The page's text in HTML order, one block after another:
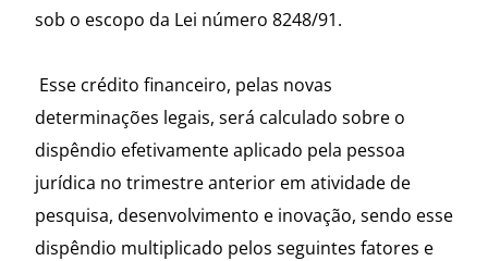
sob o escopo da Lei número 8248/91.
Esse crédito financeiro, pelas novas
determinações legais, será calculado sobre o
dispêndio efetivamente aplicado pela pessoa
jurídica no trimestre anterior em atividade de
pesquisa, desenvolvimento e inovação, sendo esse
dispêndio multiplicado pelos seguintes fatores e